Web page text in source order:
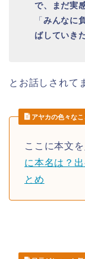
で、まだ実
「 みんなに
ばしていき
とお話しされて
アヤカの色々なこ
ここに本文
に本名は？
とめ